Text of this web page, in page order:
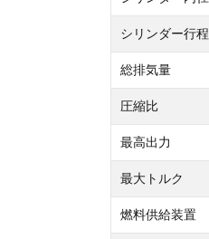
シリンダー行程
総排気量
圧縮比
最高出力
最大トルク
燃料供給装置